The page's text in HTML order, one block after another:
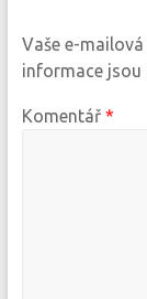
Vaše e-mailová
informace jsou
Komentář *